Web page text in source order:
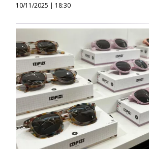
10/11/2025 | 18:30